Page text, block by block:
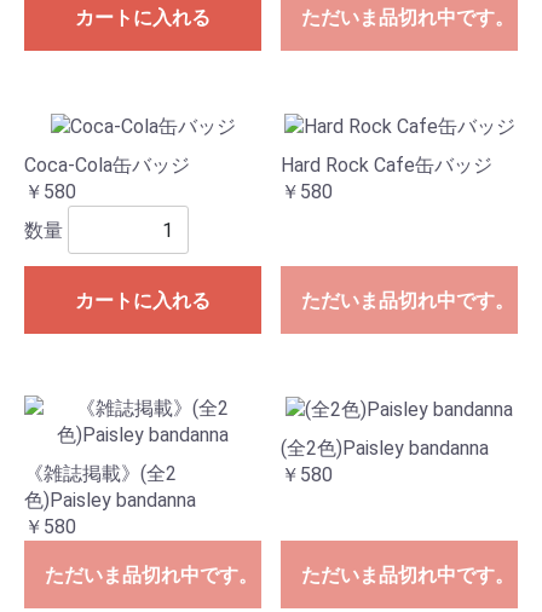
カートに入れる ただいま品切れ中です。
Coca-Cola缶バッジ
￥580
数量
カートに入れる
Hard Rock Cafe缶バッジ
￥580
ただいま品切れ中です。
《雑誌掲載》(全2
色)Paisley bandanna
￥580
ただいま品切れ中です。
(全2色)Paisley bandanna
￥580
ただいま品切れ中です。